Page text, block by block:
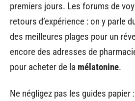
premiers jours. Les forums de
retours d’expérience : on y parle
des meilleures plages pour un
encore des adresses de
pour acheter de la mélatonine.
Ne négligez pas les guides papier